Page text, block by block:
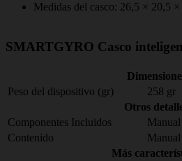
Medidas del casco: 26,5 × 20,5 ×
SMARTGYRO Casco
Peso del dispositivo (gr)
258 gr
Otros
Componentes Incluidos
Contenido
Más